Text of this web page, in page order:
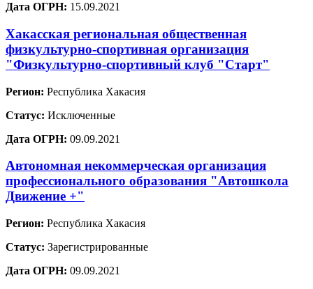
Дата ОГРН: 15.09.2021
Хакасская региональная общественная
физкультурно-спортивная организация
"Физкультурно-спортивный клуб "Старт"
Регион: Республика Хакасия
Статус: Исключенные
Дата ОГРН: 09.09.2021
Автономная некоммерческая организация
профессионального образования "Автошкола
Движение +"
Регион: Республика Хакасия
Статус: Зарегистрированные
Дата ОГРН: 09.09.2021